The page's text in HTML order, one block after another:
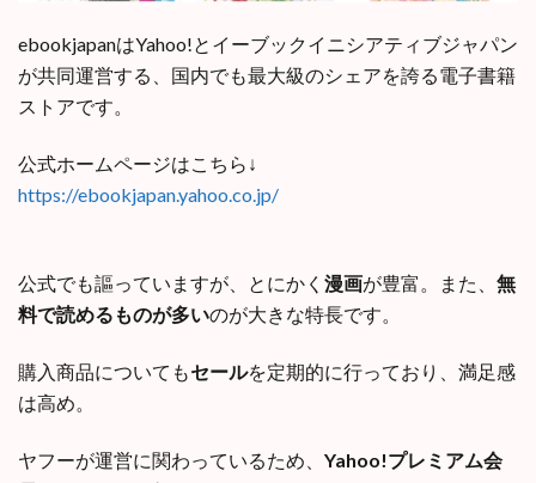
ebookjapanはYahoo!とイーブックイニシアティブジャパン
が共同運営する、国内でも最大級のシェアを誇る電子書籍
ストアです。
公式ホームページはこちら↓
https://ebookjapan.yahoo.co.jp/
公式でも謳っていますが、とにかく 漫画が豊富。また、 無
料で読めるものが多いのが大きな特長です。
購入商品についてもセールを定期的に行っており、満足感
は高め。
ヤフーが運営に関わっているため、 Yahoo!プレミアム会